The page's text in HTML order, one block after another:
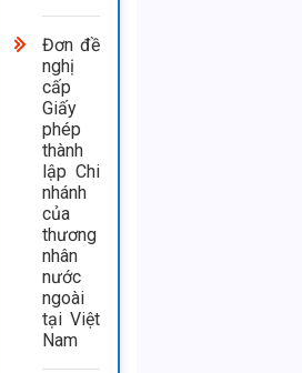
Đơn đề
nghị
cấp
Giấy
phép
thành
lập Chi
nhánh
của
thương
nhân
nước
ngoài
tại Việt
Nam